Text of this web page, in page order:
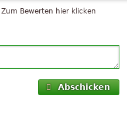
Zum Bewerten hier klicken
Abschicken